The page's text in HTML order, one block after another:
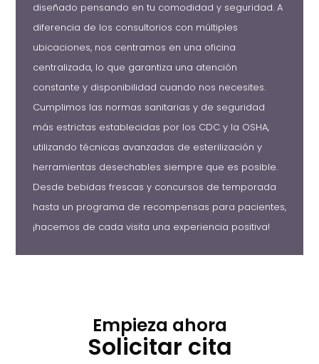
diseñado pensando en tu comodidad y seguridad. A
diferencia de los consultorios con múltiples
ubicaciones, nos centramos en una oficina
centralizada, lo que garantiza una atención
constante y disponibilidad cuando nos necesites.
Cumplimos las normas sanitarias y de seguridad
más estrictas establecidas por los CDC y la OSHA,
utilizando técnicas avanzadas de esterilización y
herramientas desechables siempre que es posible.
Desde bebidas frescas y concursos de temporada
hasta un programa de recompensas para pacientes,
¡hacemos de cada visita una experiencia positiva!
Empieza ahora
Solicitar cita